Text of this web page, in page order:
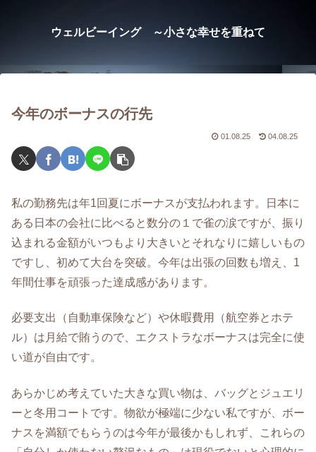
ウェルビーイング ～小さな幸せを重ねて
今年のボーナスの行先
01.08.25 04.08.25
私の勤務先は年1回夏にボーナスが支払われます。日本に
ある日本の会社に比べると数分の１で雀の涙ですが、振り
込まれる金額がいつもより大きいとそれなりに嬉しいもの
ですし、初めて大台を突破。今年は出張の回数も増え、1
年間仕事を頑張った達成感があります。
必要支出（自動車保険など）や休暇費用（航空券とホテ
ル）は月給で賄うので、エクストラなボーナスは完全に使
い道が自由です。
あらかじめ考えていた大きな買い物は、バッグとジュエリ
ーと冬用コートです。物欲が極端に少ない私ですが、ボー
ナスを満額でもらうのは今年が最後かもしれず、これらの